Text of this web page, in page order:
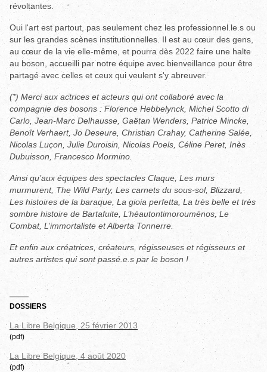
révoltantes.
Oui l'art est partout, pas seulement chez les professionnel.le.s ou
sur les grandes scènes institutionnelles. Il est au cœur des gens,
au cœur de la vie elle-même, et pourra dès 2022 faire une halte
au boson, accueilli par notre équipe avec bienveillance pour être
partagé avec celles et ceux qui veulent s'y abreuver.
(*) Merci aux actrices et acteurs qui ont collaboré avec la
compagnie des bosons : Florence Hebbelynck, Michel Scotto di
Carlo, Jean-Marc Delhausse, Gaëtan Wenders, Patrice Mincke,
Benoît Verhaert, Jo Deseure, Christian Crahay, Catherine Salée,
Nicolas Luçon, Julie Duroisin, Nicolas Poels, Céline Peret, Inès
Dubuisson, Francesco Mormino.
Ainsi qu’aux équipes des spectacles Claque, Les murs
murmurent, The Wild Party, Les carnets du sous-sol, Blizzard,
Les histoires de la baraque, La gioia perfetta, La très belle et très
sombre histoire de Bartafuite, L’héautontimorouménos, Le
Combat, L’immortaliste et Alberta Tonnerre.
Et enfin aux créatrices, créateurs, régisseuses et régisseurs et
autres artistes qui sont passé.e.s par le boson !
DOSSIERS
La Libre Belgique, 25 février 2013
(pdf)
La Libre Belgique, 4 août 2020
(pdf)